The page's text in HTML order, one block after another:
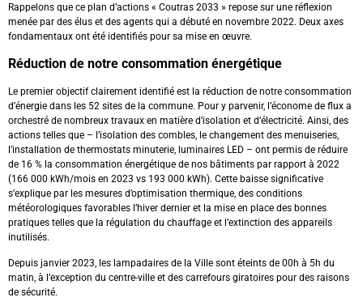
Rappelons que ce plan d’actions « Coutras 2033 » repose sur une réflexion
menée par des élus et des agents qui a débuté en novembre 2022. Deux axes
fondamentaux ont été identifiés pour sa mise en œuvre.
Réduction de notre consommation énergétique
Le premier objectif clairement identifié est la réduction de notre consommation
d’énergie dans les 52 sites de la commune. Pour y parvenir, l’économe de flux a
orchestré de nombreux travaux en matière d’isolation et d’électricité. Ainsi, des
actions telles que – l’isolation des combles, le changement des menuiseries,
l’installation de thermostats minuterie, luminaires LED – ont permis de réduire
de 16 % la consommation énergétique de nos bâtiments par rapport à 2022
(166 000 kWh/mois en 2023 vs 193 000 kWh). Cette baisse significative
s’explique par les mesures d’optimisation thermique, des conditions
météorologiques favorables l’hiver dernier et la mise en place des bonnes
pratiques telles que la régulation du chauffage et l’extinction des appareils
inutilisés.
Depuis janvier 2023, les lampadaires de la Ville sont éteints de 00h à 5h du
matin, à l’exception du centre-ville et des carrefours giratoires pour des raisons
de sécurité.